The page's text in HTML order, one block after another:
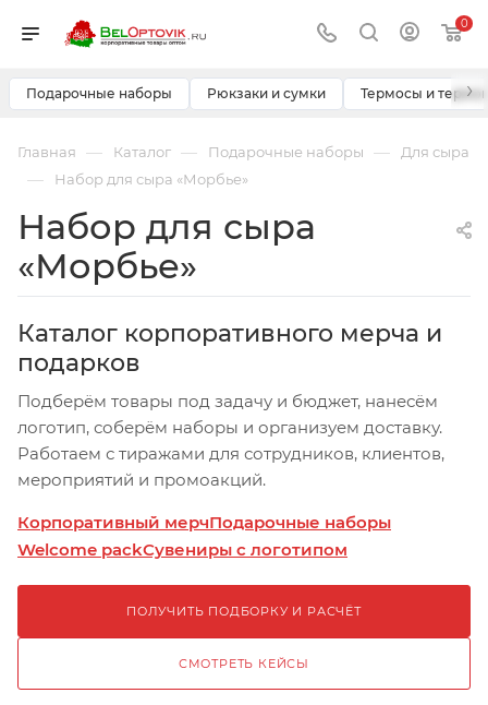
0
Подарочные наборы Рюкзаки и сумки Термосы и ›
Главная — Каталог — Подарочные наборы — Для сыра
— Набор для сыра «Морбье»
Набор для сыра
«Морбье»
Каталог корпоративного мерча и
подарков
Подберём товары под задачу и бюджет, нанесём
логотип, соберём наборы и организуем доставку.
Работаем с тиражами для сотрудников, клиентов,
мероприятий и промоакций.
Корпоративный мерчПодарочные наборы
Welcome packСувениры с логотипом
ПОЛУЧИТЬ ПОДБОРКУ И РАСЧЁТ
СМОТРЕТЬ КЕЙСЫ